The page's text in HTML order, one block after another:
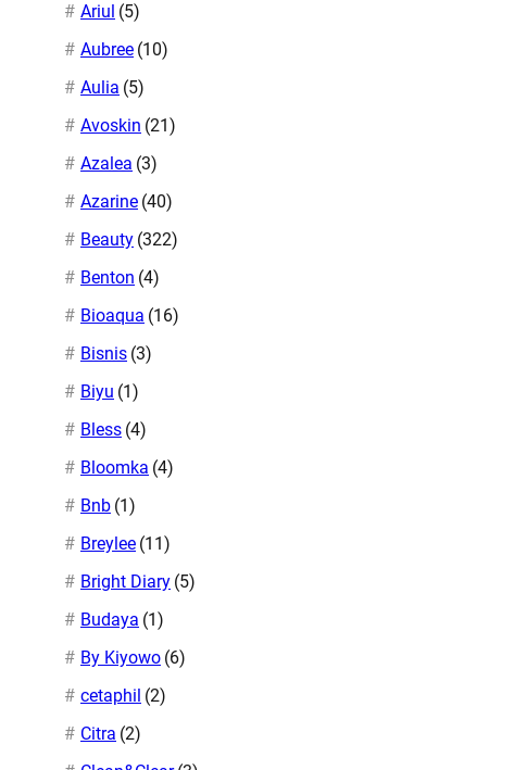
Ariul (5)
Aubree (10)
Aulia (5)
Avoskin (21)
Azalea (3)
Azarine (40)
Beauty (322)
Benton (4)
Bioaqua (16)
Bisnis (3)
Biyu (1)
Bless (4)
Bloomka (4)
Bnb (1)
Breylee (11)
Bright Diary (5)
Budaya (1)
By Kiyowo (6)
cetaphil (2)
Citra (2)